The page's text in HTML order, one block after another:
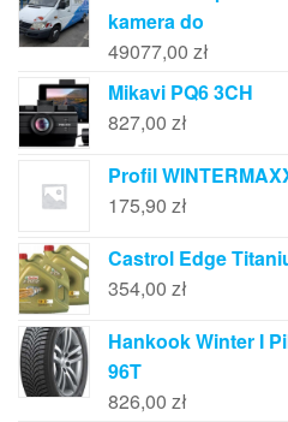
kamera do
49077,00 zł
Mikavi PQ6 3CH
827,00 zł
Profil
175,90 zł
Castrol Edge
354,00 zł
Hankook Winter I
96T
826,00 zł